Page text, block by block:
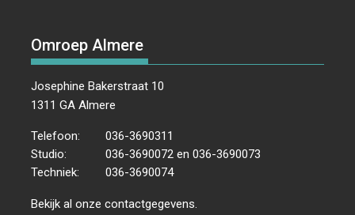
Omroep Almere
Josephine Bakerstraat 10
1311 GA Almere
Telefoon:
036-3690311
Studio:
036-3690072 en 036-3690073
Techniek:
036-3690074
Bekijk al onzecontactgegevens